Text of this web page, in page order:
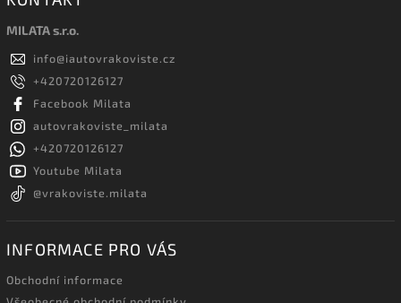
MILATA s.r.o.
info@iautovrakoviste.cz
+420720126127
Facebook Milata
autovrakoviste_milata
+420720126127
Youtube Milata
@vrakoviste.milata
INFORMACE PRO VÁS
Obchodní informace